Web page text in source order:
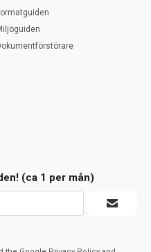
(ca 1 per mån)